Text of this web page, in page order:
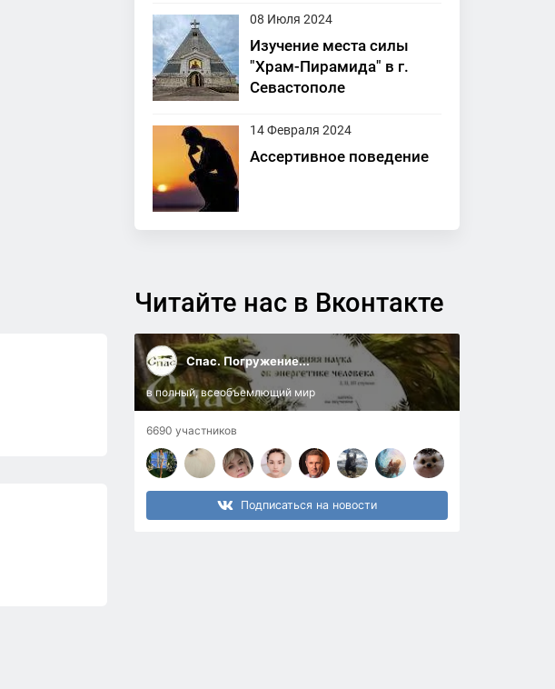
08 Июля 2024
Изучение места силы
"Храм-Пирамида" в г.
Севастополе
14 Февраля 2024
Ассертивное поведение
Читайте нас в Вконтакте
Спас. Погружение...
в полный, всеобъемлющий мир
6690 участников
Подписаться на новости